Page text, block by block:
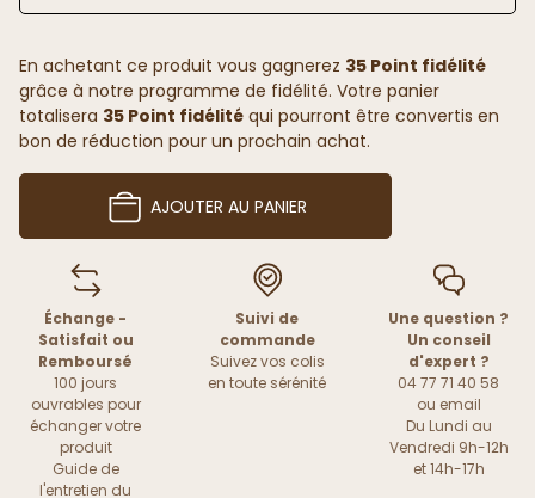
En achetant ce produit vous gagnerez 35 Point fidélité
grâce à notre programme de fidélité. Votre panier
totalisera 35 Point fidélité qui pourront être convertis en
bon de réduction pour un prochain achat.
AJOUTER AU PANIER
Échange -
Satisfait ou
Remboursé
100 jours
ouvrables pour
échanger votre
produit
Guide de
l'entretien du
Suivi de
commande
Suivez vos colis
en toute sérénité
Une question ?
Un conseil
d'expert ?
04 77 71 40 58
ou email
Du Lundi au
Vendredi 9h-12h
et 14h-17h